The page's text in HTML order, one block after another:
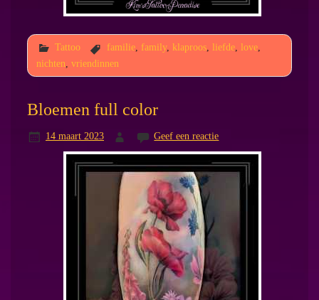
Tattoo familie, family, klaproos, liefde, love,
nichten vriendinnen
Bloemen full color
14 maart 2023 Geef een reactie